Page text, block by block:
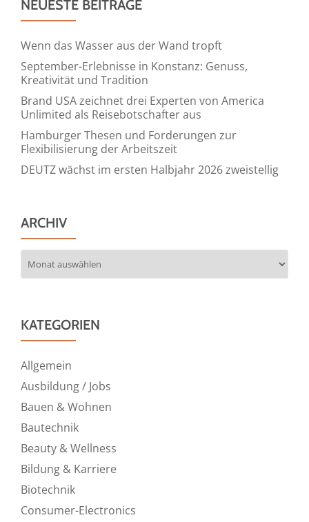
NEUESTE BEITRÄGE
Wenn das Wasser aus der Wand tropft
September-Erlebnisse in Konstanz: Genuss,
Kreativität und Tradition
Brand USA zeichnet drei Experten von America
Unlimited als Reisebotschafter aus
Hamburger Thesen und Forderungen zur
Flexibilisierung der Arbeitszeit
DEUTZ wächst im ersten Halbjahr 2026 zweistellig
ARCHIV
KATEGORIEN
Allgemein
Ausbildung / Jobs
Bauen & Wohnen
Bautechnik
Beauty & Wellness
Bildung & Karriere
Biotechnik
Consumer-Electronics